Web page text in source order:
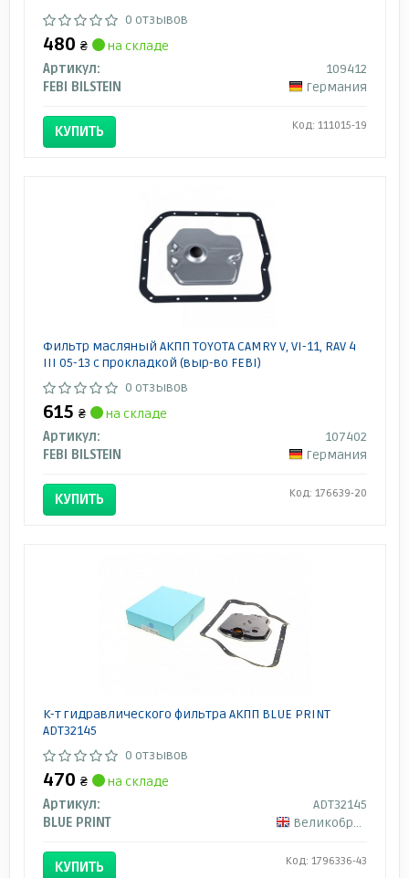
0 отзывов
480 ₴
на складе
Артикул:
109412
FEBI BILSTEIN
Германия
КУПИТЬ Код: 111015-19
Фильтр масляный АКПП TOYOTA CAMRY V, VI-11, RAV 4
III 05-13 с прокладкой (выр-во FEBI)
0 отзывов
615 ₴
на складе
Артикул:
107402
FEBI BILSTEIN
Германия
КУПИТЬ Код: 176639-20
К-т гидравлического фильтра АКПП BLUE PRINT
ADT32145
0 отзывов
470 ₴
на складе
Артикул:
ADT32145
BLUE PRINT
Великобритания
КУПИТЬ Код: 1796336-43